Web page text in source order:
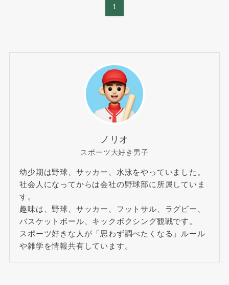
1
ノリオ
スポーツ大好き男子
幼少期は野球、サッカー、水泳をやっていました。
社会人になってからは会社の野球部に所属していま
す。
趣味は、野球、サッカー、フットサル、ラグビー、
バスケットボール、キックボクシング観戦です。
スポーツ好きな人が「思わず調べたくなる」ルール
や雑学を情報共有しています。